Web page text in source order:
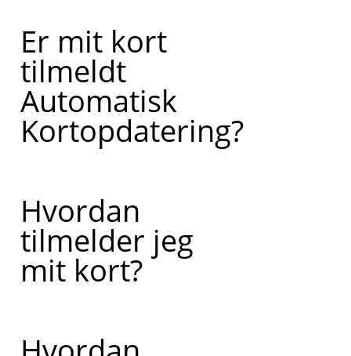
Er mit kort
tilmeldt
Automatisk
Kortopdatering?
Hvordan
tilmelder jeg
mit kort?